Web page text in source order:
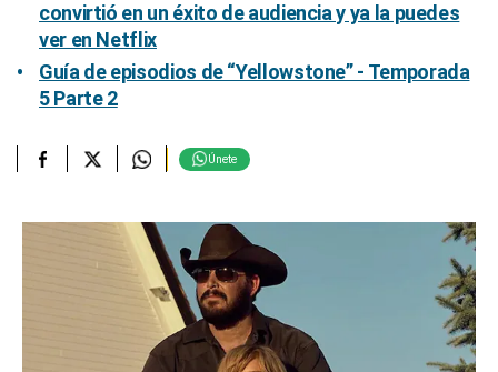
convirtió en un éxito de audiencia y ya la puedes
ver en Netflix
Guía de episodios de “Yellowstone” - Temporada
5 Parte 2
Únete